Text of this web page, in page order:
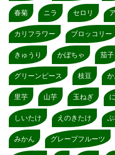
春菊 ニラ セロリ
カリフラワー ブロッコリー
きゅうり かぼちゃ 茄子
グリーンピース 枝豆 か
里芋 山芋 玉ねぎ
しいたけ えのきたけ
みかん グレープフルーツ